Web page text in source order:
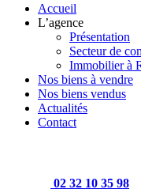
Accueil
L’agence
Présentation
Secteur de
Immobilier à
Nos biens à vendre
Nos biens vendus
Actualités
Contact
02 32 10 35 98